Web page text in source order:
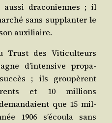
aus­si dra­co­niennes ; il
sans sup­plan­ter le
auxiliaire.
Trust des Viti­cul­teurs
d’intensive pro­pa­
; ils grou­pèrent
et 10 mil­lions
que 15 mil­
1906 s’écoula sans